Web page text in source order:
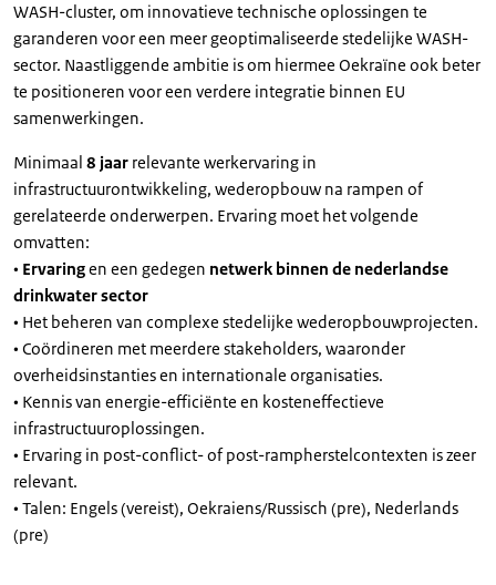
WASH-cluster, om innovatieve technische oplossingen te
garanderen voor een meer geoptimaliseerde stedelijke WASH-
sector. Naastliggende ambitie is om hiermee Oekraïne ook beter
te positioneren voor een verdere integratie binnen EU
samenwerkingen.
Minimaal 8 jaar relevante werkervaring in
infrastructuurontwikkeling, wederopbouw na rampen of
gerelateerde onderwerpen. Ervaring moet het volgende
omvatten:
• Ervaringen een gedegen netwerk binnen de nederlandse
drinkwater sector
• Het beheren van complexe stedelijke wederopbouwprojecten.
• Coördineren met meerdere stakeholders, waaronder
overheidsinstanties en internationale organisaties.
• Kennis van energie-efficiënte en kosteneffectieve
infrastructuuroplossingen.
• Ervaring in post-conflict- of post-rampherstelcontexten is zeer
relevant.
• Talen: Engels (vereist), Oekraiens/Russisch (pre), Nederlands
(pre)